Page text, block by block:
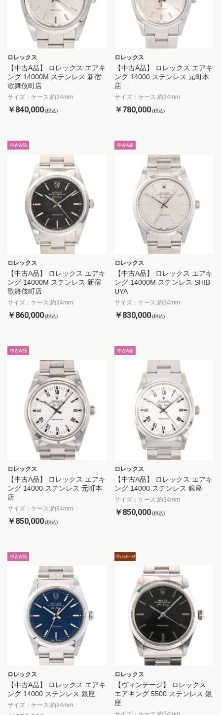
ロレックス
【中古A品】 ロレックス エアキ
ング 14000M ステンレス 新宿
歌舞伎町店
サイズ：ケース:約34mm
￥840,000(税込)
ロレックス
【中古A品】 ロレックス エアキ
ング 14000 ステンレス 元町本
店
サイズ：ケース:約34mm
￥780,000 (税込)
ロレックス
【中古A品】 ロレックス エアキ
ング 14000M ステンレス 新宿
歌舞伎町店
サイズ：ケース:約34mm
￥860,000(税込)
ロレックス
【中古A品】 ロレックス エアキ
ング 14000M ステンレス SHIB
UYA
サイズ：ケース:約34mm
￥830,000 (税込)
ロレックス
【中古A品】 ロレックス エアキ
ング 14000 ステンレス 元町本
店
サイズ：ケース:約34mm
￥850,000(税込)
ロレックス
【中古A品】 ロレックス エアキ
ング 14000 ステンレス 銀座
サイズ：ケース:約34mm
￥850,000 (税込)
ロレックス
【中古A品】 ロレックス エアキ
ング 14000 ステンレス 銀座
サイズ：ケース:約34mm
ロレックス
【ヴィンテージ】 ロレックス
エアキング 5500 ステンレス 銀
座